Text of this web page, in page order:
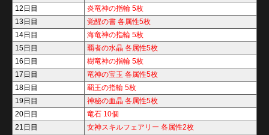
12日目
炎竜神の指輪 5枚
13日目
覚醒の書 各属性5枚
14日目
海竜神の指輪 5枚
15日目
覇者の水晶 各属性5枚
16日目
樹竜神の指輪 5枚
17日目
竜神の宝玉 各属性5枚
18日目
覇王の指輪 5枚
19日目
神秘の血晶 各属性5枚
20日目
竜石 10個
21日目
女神スキルフェアリー 各属性2枚